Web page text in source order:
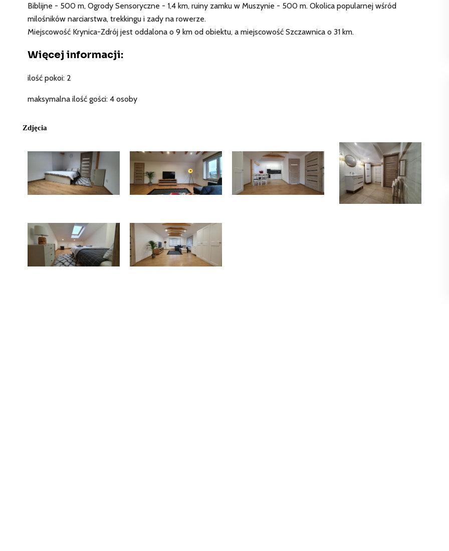
Biblijne - 500 m, Ogrody Sensoryczne - 1,4 km, ruiny zamku w Muszynie - 500 m. Okolica popularnej wśród
milośników narciarstwa, trekkingu i zady na rowerze.
Miejscowość Krynica-Zdrój jest oddalona o 9 km od obiektu, a miejscowość Szczawnica o 31 km.
Więcej informacji:
ilość pokoi: 2
maksymalna ilość gości: 4 osoby
Zdjęcia